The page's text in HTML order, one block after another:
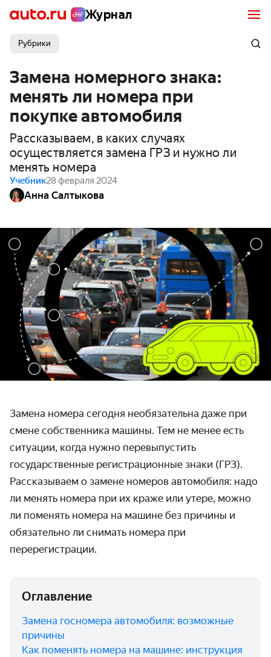
Журнал
Рубрики
Замена номерного знака:
менять ли номера при
покупке автомобиля
Рассказываем, в каких случаях
осуществляется замена ГРЗ и нужно ли
менять номера
Учебник28 февраля 2024
Анна Салтыкова
Замена номера сегодня необязательна даже при
смене собственника машины. Тем не менее есть
ситуации, когда нужно перевыпустить
государственные регистрационные знаки (ГРЗ).
Рассказываем о замене номеров автомобиля: надо
ли менять номера при их краже или утере, можно
ли поменять номера на машине без причины и
обязательно ли снимать номера при
перерегистрации.
Оглавление
Замена госномера автомобиля: возможные
причины
Как поменять номера на машине: инструкция